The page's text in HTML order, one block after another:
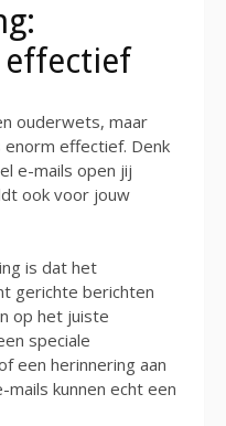
ouderwets, maar
effectief. Denk
e-mails open jij
ook voor jouw
is dat het
gerichte berichten
op het juiste
speciale
een herinnering aan
kunnen echt een